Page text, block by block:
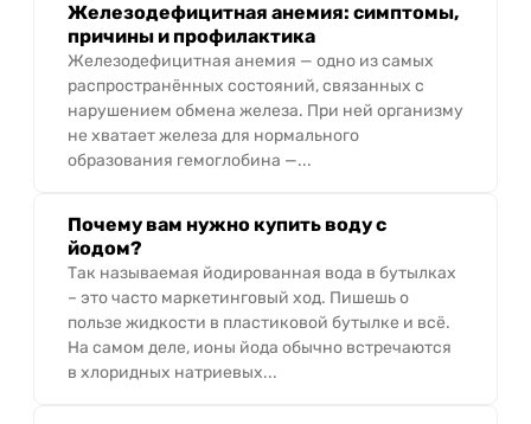
Железодефицитная анемия: симптомы,
причины и профилактика
Железодефицитная анемия — одно из самых
распространённых состояний, связанных с
нарушением обмена железа. При ней организму
не хватает железа для нормального
образования гемоглобина —...
Почему вам нужно купить воду с
йодом?
Так называемая йодированная вода в бутылках
– это часто маркетинговый ход. Пишешь о
пользе жидкости в пластиковой бутылке и всё.
На самом деле, ионы йода обычно встречаются
в хлоридных натриевых...